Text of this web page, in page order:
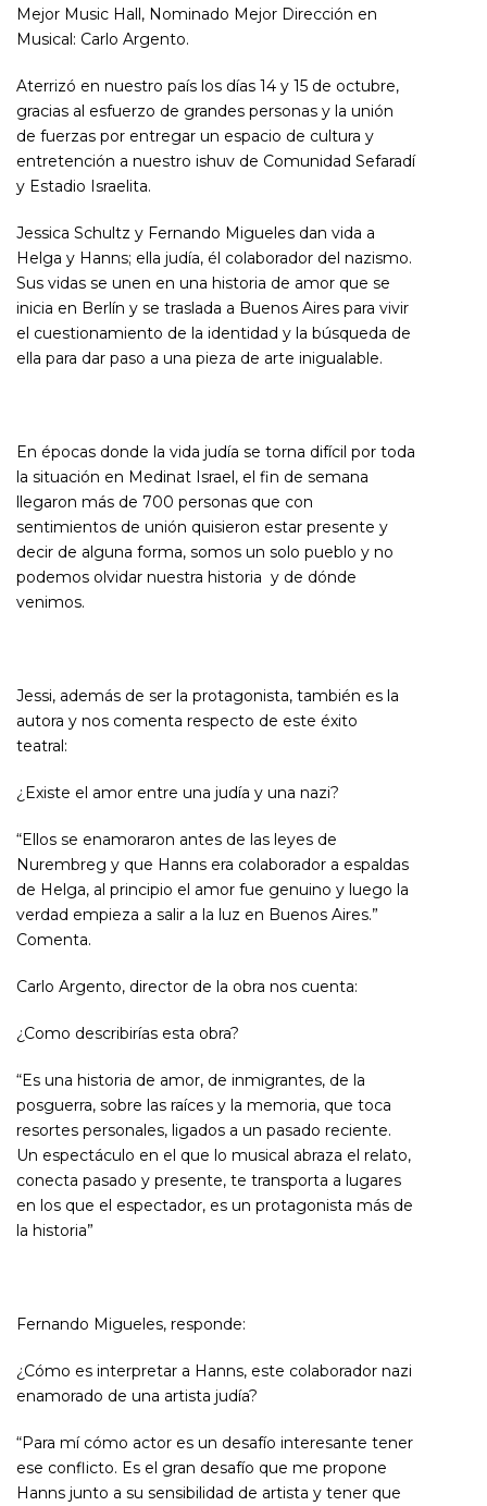
Mejor Music Hall, Nominado Mejor Dirección en
Musical: Carlo Argento.
Aterrizó en nuestro país los días 14 y 15 de octubre,
gracias al esfuerzo de grandes personas y la unión
de fuerzas por entregar un espacio de cultura y
entretención a nuestro ishuv de Comunidad Sefaradí
y Estadio Israelita.
Jessica Schultz y Fernando Migueles dan vida a
Helga y Hanns; ella judía, él colaborador del nazismo.
Sus vidas se unen en una historia de amor que se
inicia en Berlín y se traslada a Buenos Aires para vivir
el cuestionamiento de la identidad y la búsqueda de
ella para dar paso a una pieza de arte inigualable.
En épocas donde la vida judía se torna difícil por toda
la situación en Medinat Israel, el fin de semana
llegaron más de 700 personas que con
sentimientos de unión quisieron estar presente y
decir de alguna forma, somos un solo pueblo y no
podemos olvidar nuestra historia y de dónde
venimos.
Jessi, además de ser la protagonista, también es la
autora y nos comenta respecto de este éxito
teatral:
¿Existe el amor entre una judía y una nazi?
“Ellos se enamoraron antes de las leyes de
Nurembreg y que Hanns era colaborador a espaldas
de Helga, al principio el amor fue genuino y luego la
verdad empieza a salir a la luz en Buenos Aires.”
Comenta.
Carlo Argento, director de la obra nos cuenta:
¿Como describirías esta obra?
“Es una historia de amor, de inmigrantes, de la
posguerra, sobre las raíces y la memoria, que toca
resortes personales, ligados a un pasado reciente.
Un espectáculo en el que lo musical abraza el relato,
conecta pasado y presente, te transporta a lugares
en los que el espectador, es un protagonista más de
la historia”
Fernando Migueles, responde:
¿Cómo es interpretar a Hanns, este colaborador nazi
enamorado de una artista judía?
“Para mí cómo actor es un desafío interesante tener
ese conflicto. Es el gran desafío que me propone
Hanns junto a su sensibilidad de artista y tener que